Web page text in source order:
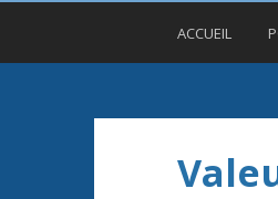
ACCUEIL